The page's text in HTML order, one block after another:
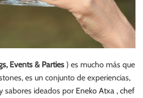
Events & Parties ) es mucho más que
es un conjunto de experiencias,
sabores ideados por Eneko Atxa , chef